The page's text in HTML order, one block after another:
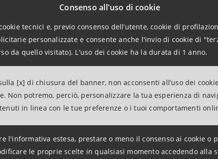
Consenso all'uso di cookie
tecnici e, previo consenso dell’utente, cookie di
personalizzate e consente anche l'invio di cookie di
da quello visitato). L'uso dei cookie ha la durata di 1 anno.
[x] di chiusura del banner, non acconsenti all’uso dei
Non potremo, perciò, personalizzare la tua esperienza di
in linea con le tue preferenze o i tuoi comportamenti
l'informativa estesa, prestare o meno il consenso ai cookie o
le proprie scelte in qualsiasi momento accedendo alla
17 SETTEMBRE 2020